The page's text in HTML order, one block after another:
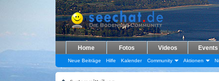
Home Fotos Videos Events
Neue Beiträge Hilfe Kalender Community Aktionen